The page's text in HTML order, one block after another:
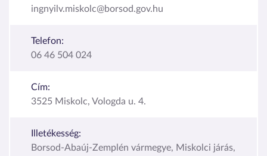
ingnyilv.miskolc@borsod.gov.hu
Telefon:
06 46 504 024
Cím:
3525 Miskolc, Vologda u. 4.
Illetékesség:
Borsod-Abaúj-Zemplén vármegye, Miskolci járás,